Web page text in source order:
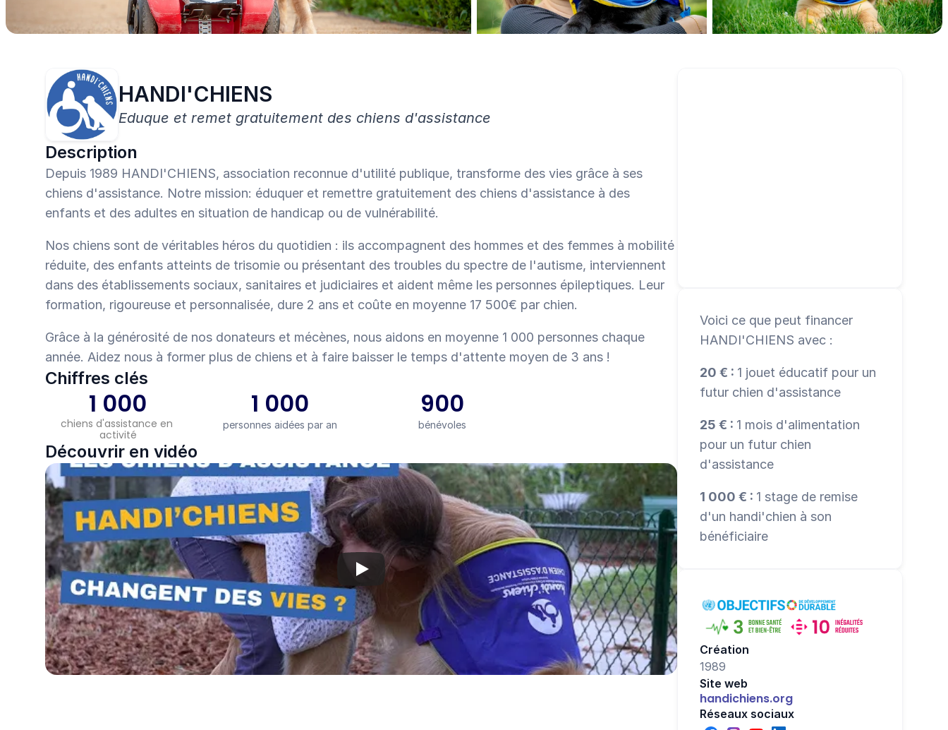
Pas encore sûr·e de votre besoin ?Discutons-en !
centaines d’associations validées, en 1 clic.
de dons et illustrer concrètement leur impact.
campagne et permettez à vos bénéficiaires de faire
de même.
HANDI'CHIENS
Eduque et remet gratuitement des chiens d'assistance
Description
Depuis 1989 HANDI'CHIENS, association reconnue d'utilité publique, transforme des vies grâce à ses
chiens d'assistance. Notre mission: éduquer et remettre gratuitement des chiens d'assistance à des
enfants et des adultes en situation de handicap ou de vulnérabilité.
Nos chiens sont de véritables héros du quotidien : ils accompagnent des hommes et des femmes à mobilité
réduite, des enfants atteints de trisomie ou présentant des troubles du spectre de l'autisme, interviennent
dans des établissements sociaux, sanitaires et judiciaires et aident même les personnes épileptiques. Leur
formation, rigoureuse et personnalisée, dure 2 ans et coûte en moyenne 17 500€ par chien.
Grâce à la générosité de nos donateurs et mécènes, nous aidons en moyenne 1 000 personnes chaque
année. Aidez nous à former plus de chiens et à faire baisser le temps d'attente moyen de 3 ans !
Chiffres clés
1 000
chiens d'assistance en
activité
1 000
personnes aidées par an
900
bénévoles
Découvrir en vidéo
Voici ce que peut financer
HANDI'CHIENS avec :
20 € : 1 jouet éducatif pour un
futur chien d'assistance
25 € : 1 mois d'alimentation
pour un futur chien
d'assistance
1 000 € : 1 stage de remise
d'un handi'chien à son
bénéficiaire
Création
1989
Site web
handichiens.org
Réseaux sociaux